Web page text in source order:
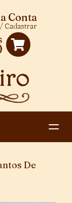
Conta
Cadastrar
De